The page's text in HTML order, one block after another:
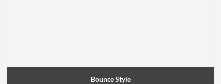
Bounce Style